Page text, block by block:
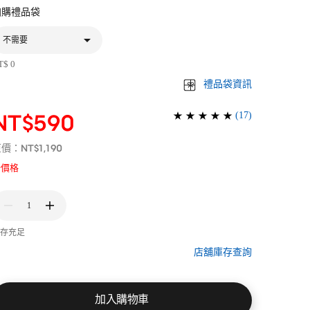
禮品袋
不需要
0
禮品袋資訊
(17)
： NT$1,190
格
1
充足
店舖庫存查詢
加入購物車